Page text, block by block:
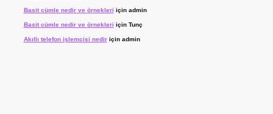
Basit cümle nedir ve örnekleri için admin
Basit cümle nedir ve örnekleri için Tunç
Akıllı telefon işlemcisi nediriçin admin